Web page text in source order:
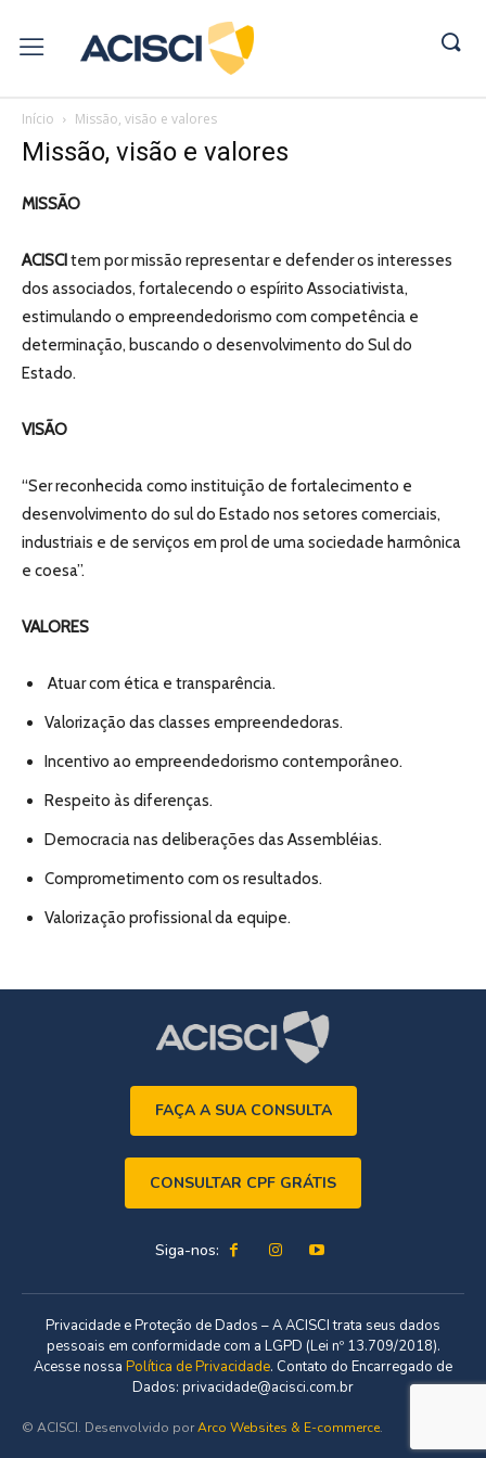
Início Missão, visão e valores
Missão, visão e valores
MISSÃO
ACISCItem por missão representar e defender os interesses
dos associados, fortalecendo o espírito Associativista,
estimulando o empreendedorismo com competência e
determinação, buscando o desenvolvimento do Sul do
Estado.
VISÃO
“Ser reconhecida como instituição de fortalecimento e
desenvolvimento do sul do Estado nos setores comerciais,
industriais e de serviços em prol de uma sociedade harmônica
e coesa”.
VALORES
Atuar com ética e transparência.
Valorização das classes empreendedoras.
Incentivo ao empreendedorismo contemporâneo.
Respeito às diferenças.
Democracia nas deliberações das Assembléias.
Comprometimento com os resultados.
Valorização profissional da equipe.
FAÇA A SUA CONSULTA
CONSULTAR CPF GRÁTIS
Siga-nos:
Privacidade e Proteção de Dados – A ACISCI trata seus dados
pessoais em conformidade com a LGPD (Lei nº 13.709/2018).
Acesse nossa Política de Privacidade. Contato do Encarregado de
Dados: privacidade@acisci.com.br
© ACISCI. Desenvolvido porArco Websites & E-commerce.